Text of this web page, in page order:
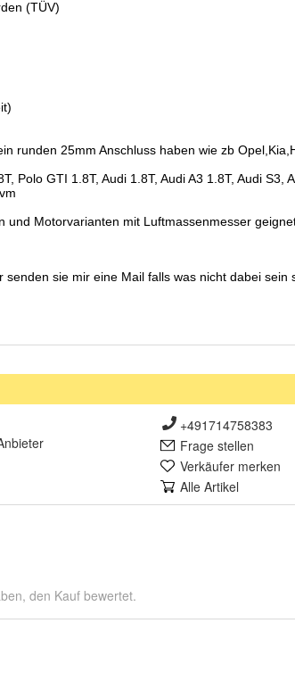
+491714758383
Frage stellen
Verkäufer merken
Alle Artikel
den Kauf bewertet.